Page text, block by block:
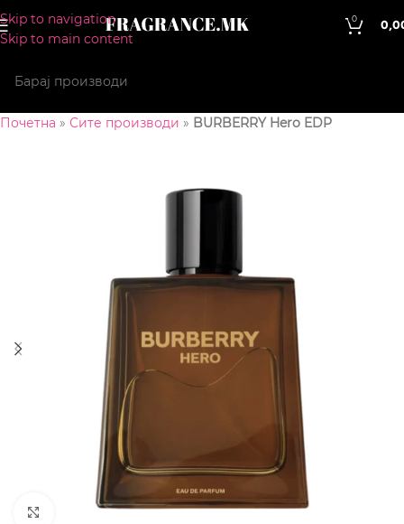
Skip to navigation
Skip to main content
0
Почетна » Сите производи » BURBERRY Hero EDP
CLICK TO ENLARGE